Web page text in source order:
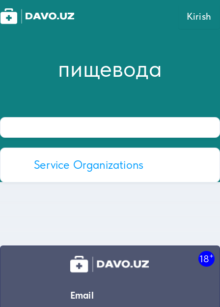
Kirish
пищевода
Service Organizations
18+
Email